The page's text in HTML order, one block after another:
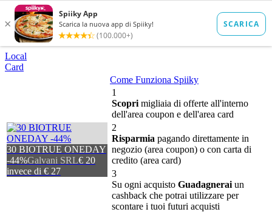
Local
Card
30 BIOTRUE ONEDAY
-44%Galvani SRL€ 20
invece di € 27
Come Funziona Spiiky
1
Scopri migliaia di offerte all'interno
dell'area coupon e dell'area card
2
Risparmia pagando direttamente in
negozio (area coupon) o con carta di
credito (area card)
3
Su ogni acquisto Guadagnerai un
cashback che potrai utilizzare per
scontare i tuoi futuri acquisti